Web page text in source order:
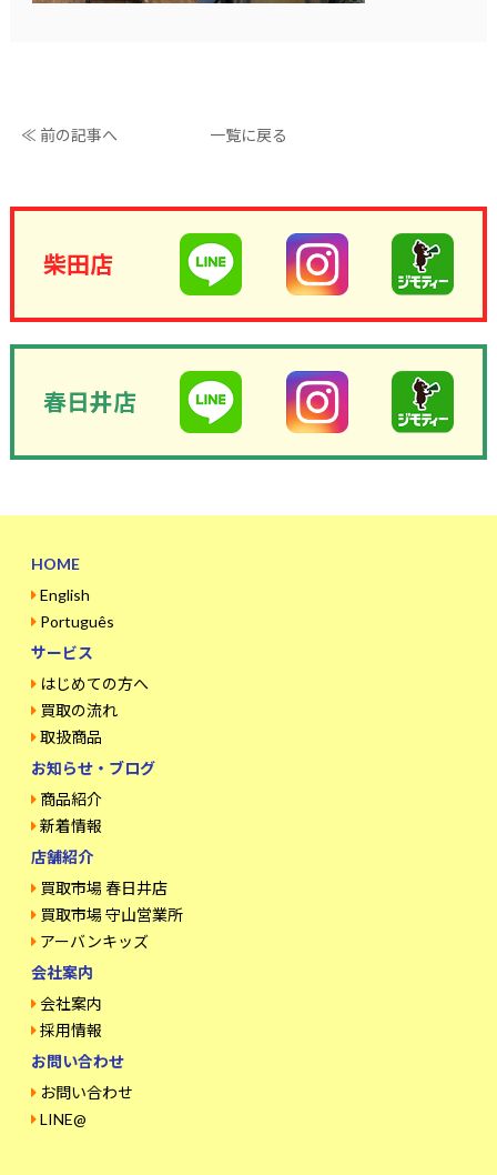
≪ 前の記事へ 一覧に戻る
柴田店
春日井店
HOME
English
Português
サービス
はじめての方へ
買取の流れ
取扱商品
お知らせ・ブログ
商品紹介
新着情報
店舗紹介
買取市場 春日井店
買取市場 守山営業所
アーバンキッズ
会社案内
会社案内
採用情報
お問い合わせ
お問い合わせ
LINE@